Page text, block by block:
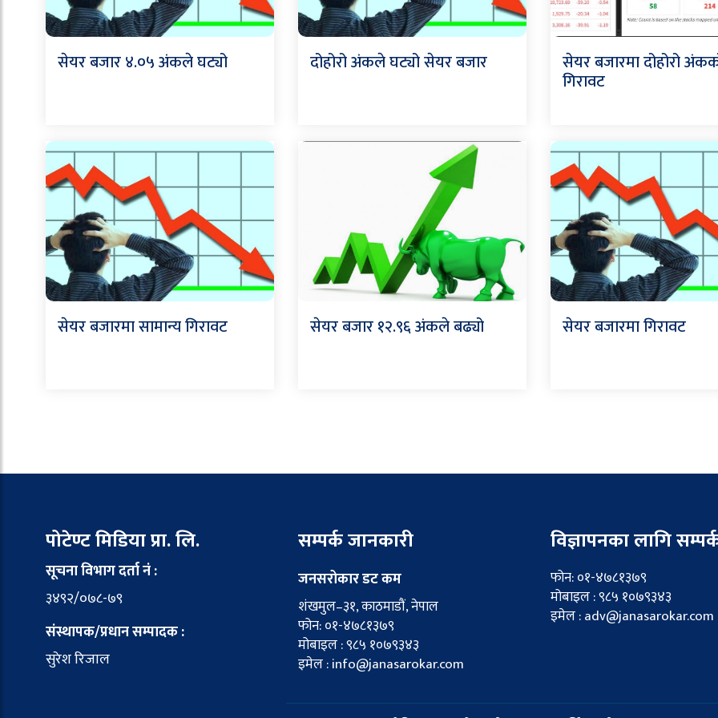
सेयर बजार ४.०५ अंकले घट्यो दोहोरो अंकले घट्यो सेयर बजार सेयर बजारमा दोहोरो
गिरावट
सेयर बजारमा सामान्य गिरावट सेयर बजार १२.९६ अंकले बढ्यो सेयर बजारमा गिरावट
पोटेण्ट मिडिया प्रा. लि.
सूचना विभाग दर्ता नं :
३४९२/०७८-७९
संस्थापक/प्रधान सम्पादक :
सुरेश रिजाल
सम्पर्क जानकारी
जनसरोकार डट कम
शंखमुल–३१, काठमाडौं, नेपाल
फोन: ०१-४७८१३७९
मोबाइल : ९८५ १०७९३४३
इमेल : info@janasarokar.com
विज्ञापनका लागि
फोन: ०१-४७८१३७९
मोबाइल : ९८५ १०७९३४३
इमेल : adv@janasarokar.com